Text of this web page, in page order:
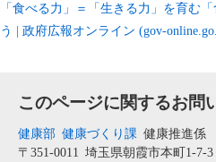
「食べる力」＝「生きる力」を育む
う | 政府広報オンライン (gov-
このページに関するお問
健康部 健康づくり課 健康推進係
〒351-0011 埼玉県朝霞市本町1-7-3